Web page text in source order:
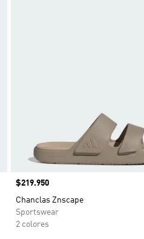
Precio
$219.950
Chanclas Znscape
Sportswear
2 colores